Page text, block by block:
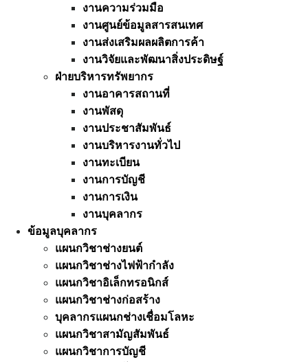
งานความร่วมมือ
งานศูนย์ข้อมูลสารสนเทศ
งานส่งเสริมผลผลิตการค้า
งานวิจัยและพัฒนาสิ่งประดิษฐ์
ฝ่ายบริหารทรัพยากร
งานอาคารสถานที่
งานพัสดุ
งานประชาสัมพันธ์
งานบริหารงานทั่วไป
งานทะเบียน
งานการบัญชี
งานการเงิน
งานบุคลากร
ข้อมูลบุคลากร
แผนกวิชาช่างยนต์
แผนกวิชาช่างไฟฟ้ากำลัง
แผนกวิชาอิเล็กทรอนิกส์
แผนกวิชาช่างก่อสร้าง
บุคลากรแผนกช่างเชื่อมโลหะ
แผนกวิชาสามัญสัมพันธ์
แผนกวิชาการบัญชี